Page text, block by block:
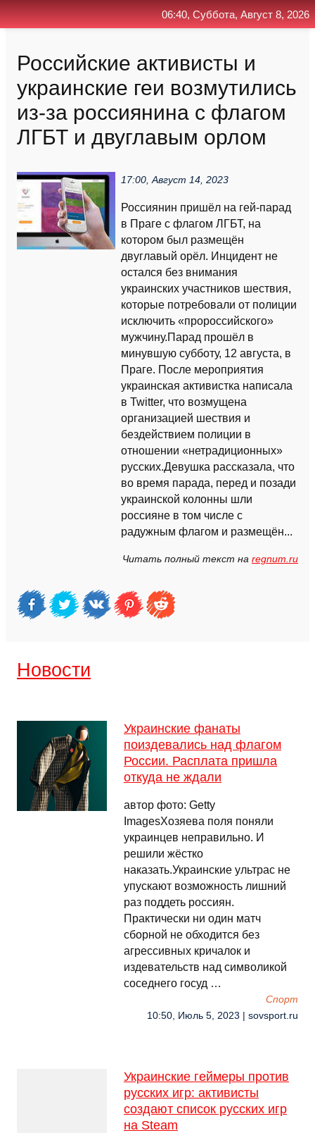
Российские активисты и
украинские геи возмутились
из-за россиянина с флагом
ЛГБТ и двуглавым орлом
17:00, Август 14, 2023
Россиянин пришёл на гей-парад
в Праге с флагом ЛГБТ, на
котором был размещён
двуглавый орёл. Инцидент не
остался без внимания
украинских участников шествия,
которые потребовали от полиции
исключить «пророссийского»
мужчину.Парад прошёл в
минувшую субботу, 12 августа, в
Праге. После мероприятия
украинская активистка написала
в Twitter, что возмущена
организацией шествия и
бездействием полиции в
отношении «нетрадиционных»
русских.Девушка рассказала, что
во время парада, перед и позади
украинской колонны шли
россияне в том числе с
радужным флагом и размещён...
Читать полный текст на regnum.ru
Новости
Украинские фанаты
поиздевались над флагом
России. Расплата пришла
откуда не ждали
автор фото: Getty
ImagesХозяева поля поняли
украинцев неправильно. И
решили жёстко
наказать.Украинские ультрас не
упускают возможность лишний
раз поддеть россиян.
Практически ни один матч
сборной не обходится без
агрессивных кричалок и
издевательств над символикой
соседнего госуд …
Спорт
10:50, Июль 5, 2023 | sovsport.ru
Украинские геймеры против
русских игр: активисты
создают список русских игр
на Steam
06:40, Суббота, Август 8, 2026